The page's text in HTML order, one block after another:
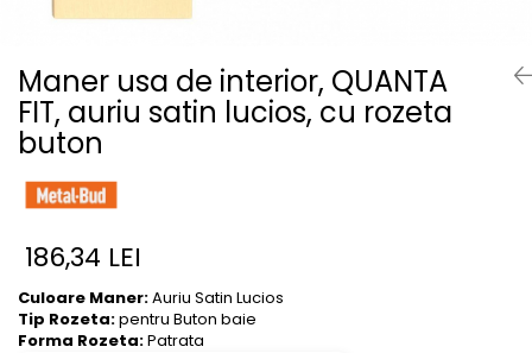
River 12 mm
Woodstock 8mm
Woodstock PRO 8mm
Woodstock XL 10mm
ADO Floor - SPC
Finfloor 12mm
Finfloor XL 10mm
Style 8mm
Maner usa de interior, QUANTA
FIT, auriu satin lucios, cu rozeta
buton
186,34 LEI
Culoare Maner:Auriu Satin Lucios
Tip Rozeta:pentru Buton baie
Forma Rozeta:Patrata